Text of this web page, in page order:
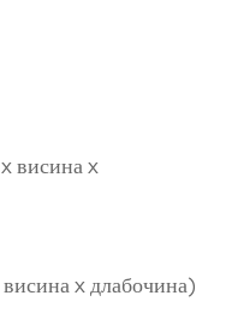
висина x
x длабочина)